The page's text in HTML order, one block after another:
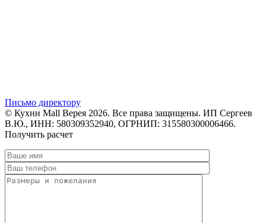
Письмо директору
© Кухни Mall Верея 2026. Все права защищены. ИП Сергеев
В.Ю., ИНН: 580309352940, ОГРНИП: 315580300006466.
Получить расчет